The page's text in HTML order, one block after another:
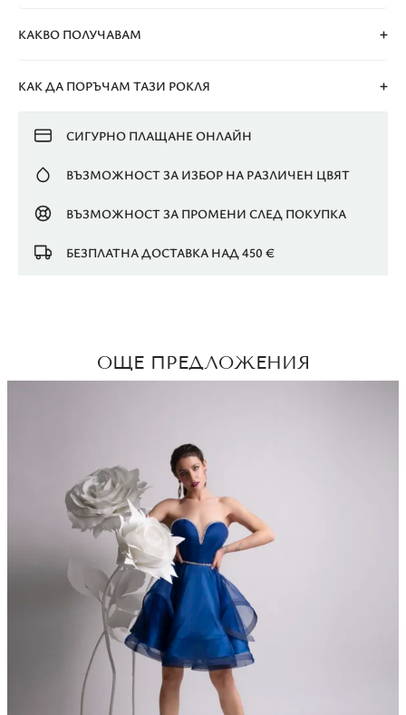
КАКВО ПОЛУЧАВАМ
КАК ДА ПОРЪЧАМ ТАЗИ РОКЛЯ
СИГУРНО ПЛАЩАНЕ ОНЛАЙН
ВЪЗМОЖНОСТ ЗА ИЗБОР НА РАЗЛИЧЕН ЦВЯТ
ВЪЗМОЖНОСТ ЗА ПРОМЕНИ СЛЕД ПОКУПКА
БЕЗПЛАТНА ДОСТАВКА НАД 450 €
ОЩЕ ПРЕДЛОЖЕНИЯ